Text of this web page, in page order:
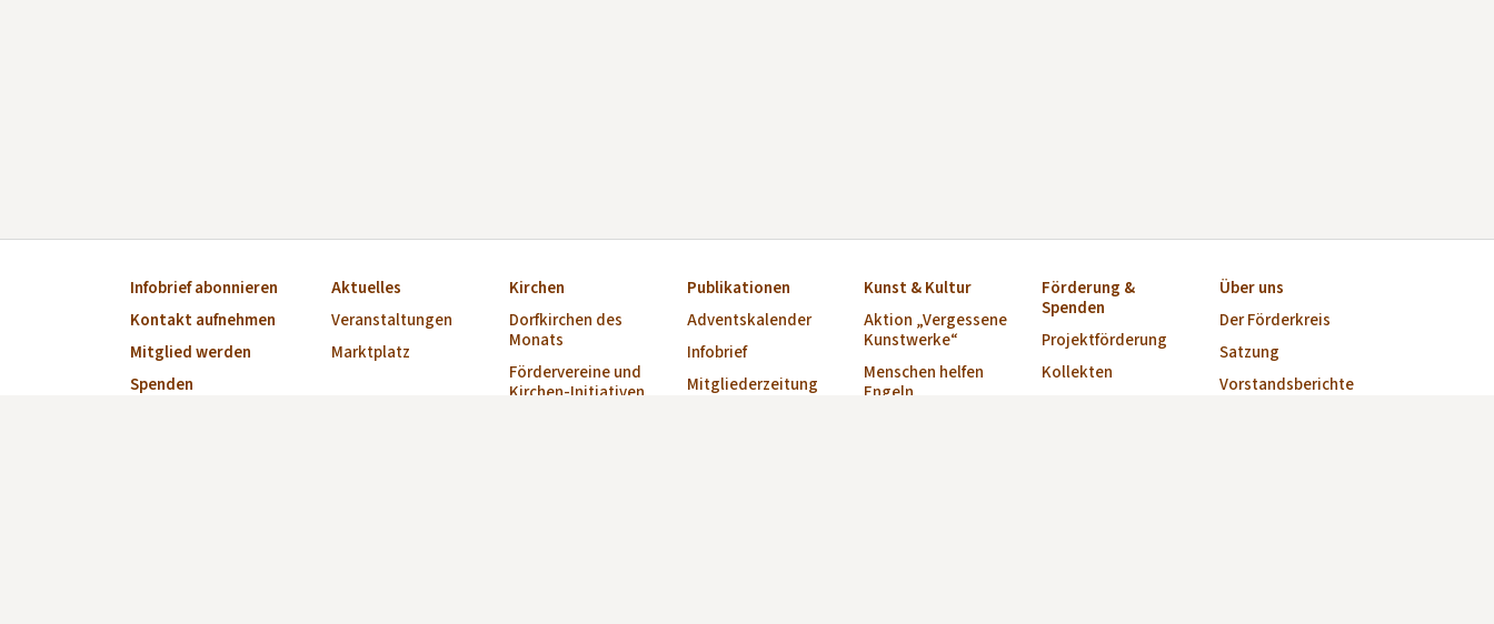
Infobrief abonnieren
Kontakt aufnehmen
Mitglied werden
Spenden
Aktuelles
Veranstaltungen
Marktplatz
Kirchen
Dorfkirchen des
Monats
Fördervereine und
Kirchen-Initiativen
Publikationen
Adventskalender
Infobrief
Mitgliederzeitung
Kunst & Kultur
Aktion „Vergessene
Kunstwerke“
Menschen helfen
Engeln
Förderung &
Spenden
Projektförderung
Kollekten
Über uns
Der Förderkreis
Satzung
Vorstandsberichte